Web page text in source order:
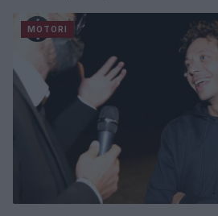
MOTORI